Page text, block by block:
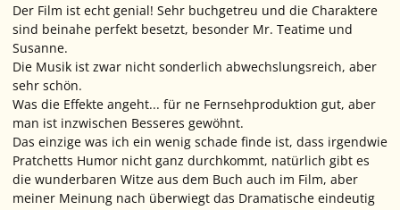
Der Film ist echt genial! Sehr buchgetreu und die Charaktere
sind beinahe perfekt besetzt, besonder Mr. Teatime und
Susanne.
Die Musik ist zwar nicht sonderlich abwechslungsreich, aber
sehr schön.
Was die Effekte angeht... für ne Fernsehproduktion gut, aber
man ist inzwischen Besseres gewöhnt.
Das einzige was ich ein wenig schade finde ist, dass irgendwie
Pratchetts Humor nicht ganz durchkommt, natürlich gibt es
die wunderbaren Witze aus dem Buch auch im Film, aber
meiner Meinung nach überwiegt das Dramatische eindeutig